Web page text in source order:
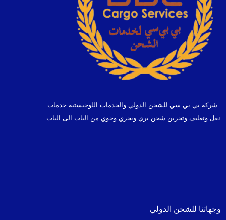
شركة بي بي سي للشحن الدولي والخدمات اللوجيستية خدمات
نقل وتغليف وتخزين شحن بري وبحري وجوي من الباب الى الباب
وجهاتنا للشحن الدولي